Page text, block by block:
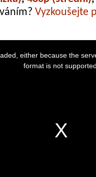
Vyzkoušejte
either because the
format is not